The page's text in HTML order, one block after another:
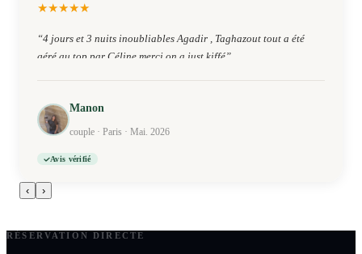
★★★★★
“4 jours et 3 nuits inoubliables Agadir , Taghazout tout a été
géré au top par Céline merci on a just kiffé”
Manon
couple · Paris · Mai. 2026
Avis vérifié
‹ ›
RÉSERVATION DIRECTE